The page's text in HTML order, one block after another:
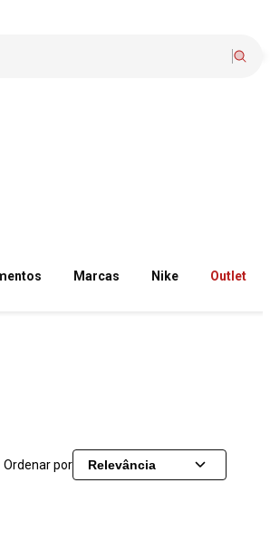
Marcas Nike Outlet
Ordenar por Relevância